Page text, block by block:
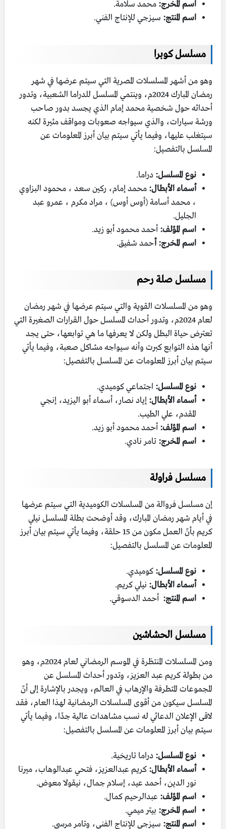
اسم المخرج: محمد سلامة.
اسم المنتج: سيزجي للإنتاج الفني.
مسلسل كوبرا
وهو من أشهر المسلسلات المصرية التي سيتم عرضها في شهر
رمضان المبارك 2024م، وينتمي المسلسل للدراما الشعبية، وتدور
أحداثه حول شخصية محمد إمام الذي يجسد بدور صاحب
ورشة سيارات، والذي سيواجه صعوبات ومواقف مثيرة لكنه
سيتغلب عليها، وفيما يأتي سيتم بيان أبرز المعلومات عن
المسلسل بالتفصيل:
نوع المسلسل: دراما.
أسماء الأبطال: محمد إمام، ركين سعد ، محمود البزاوي
، محمد أسامة (أوس أوس) ، مراد مكرم ، عمرو عبد
الجليل.
اسم المؤلف: أحمد محمود أبو زيد.
اسم المخرج: أحمد شفيق.
مسلسل صلة رحم
وهو من المسلسلات القوية والتي سيتم عرضها في شهر رمضان
لعام 2024م، وتدور أحداث المسلسل حول القرارات الصغيرة التي
تعترض حياة البطل ولكن لا يعرفها ما هي توابعها، حتى يجد
أنها هذه التوابع كبرت وأنه سيواجه مشاكل صعبة، وفيما يأتي
سيتم بيان أبرز المعلومات عن المسلسل بالتفصيل:
نوع المسلسل: اجتماعي كوميدي.
أسماء الأبطال: إياد نصار، أسماء أبو اليزيد، إنجي
المقدم، علي الطيب.
اسم المؤلف: أحمد محمود أبو زيد.
اسم المخرج: تامر نادي.
مسلسل فراولة
إن مسلسل فروالة من المسلسلات الكوميدية التي سيتم عرضها
في أيام شهر رمضان المبارك، وقد أوضحت بطلة المسلسل نيلي
كريم بأنّ العمل مكون من 15 حلقة، وفيما يأتي سيتم بيان أبرز
المعلومات عن المسلسل بالتفصيل:
نوع المسلسل: كوميدي.
أسماء الأبطال: نيلي كريم.
اسم المنتج: أحمد الدسوقي.
مسلسل الحشاشين
ومن المسلسلات المنتظرة في الموسم الرمضاني لعام 2024م، وهو
من بطولة كريم عبد العزيز، وتدور أحداث المسلسل عن
المجموعات المتطرفة والإرهاب في العالم، ويجدر بالإشارة إلى أنّ
المسلسل سيكون من أقوى المسلسلات الرمضانية لهذا العام، فقد
لاقى الإعلان الدعائي له نسب مشاهدات عالية جدًا، وفيما يأتي
سيتم بيان أبرز المعلومات عن المسلسل بالتفصيل:
نوع المسلسل: دراما تاريخية.
أسماء الأبطال: كريم عبدالعزيز، فتحي عبدالوهاب، ميرنا
نور الدين، أحمد عيد، إسلام جمال، نيقولا معوض.
اسم المؤلف: عبدالرحيم كمال.
اسم المخرج: بيتر ميمي.
اسم المنتج: سيزجي للإنتاج الفني، وتامر مرسي.